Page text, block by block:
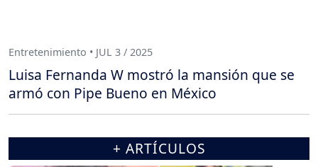
Entretenimiento • JUL 3 / 2025
Luisa Fernanda W mostró la mansión que se
armó con Pipe Bueno en México
+ ARTÍCULOS